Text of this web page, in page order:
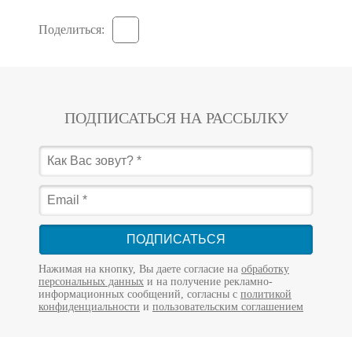
Поделиться:
ПОДПИСАТЬСЯ НА РАССЫЛКУ
ПОДПИСАТЬСЯ
Нажимая на кнопку, Вы даете согласие на обработку
персональных данных и на получение рекламно-
информационных сообщений, согласны с политикой
конфиденциальности и пользовательским соглашением